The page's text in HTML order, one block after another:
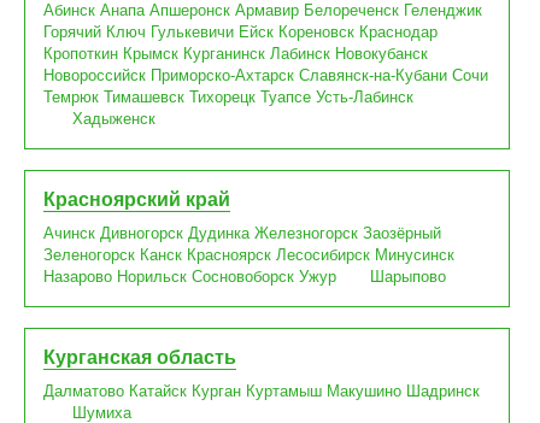
Абинск Анапа Апшеронск Армавир Белореченск Геленджик
Горячий Ключ Гулькевичи Ейск Кореновск Краснодар
Кропоткин Крымск Курганинск Лабинск Новокубанск
Новороссийск Приморско-Ахтарск Славянск-на-Кубани Сочи
Темрюк Тимашевск Тихорецк Туапсе Усть-Лабинск
Хадыженск
Красноярский край
Ачинск Дивногорск Дудинка Железногорск Заозёрный
Зеленогорск Канск Красноярск Лесосибирск Минусинск
Назарово Норильск Сосновоборск Ужур Шарыпово
Курганская область
Далматово Катайск Курган Куртамыш Макушино Шадринск
Шумиха